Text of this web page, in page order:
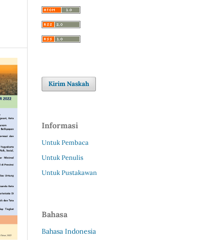
Kirim Naskah
Informasi
Untuk Pembaca
Untuk Penulis
Untuk Pustakawan
Bahasa
Bahasa Indonesia